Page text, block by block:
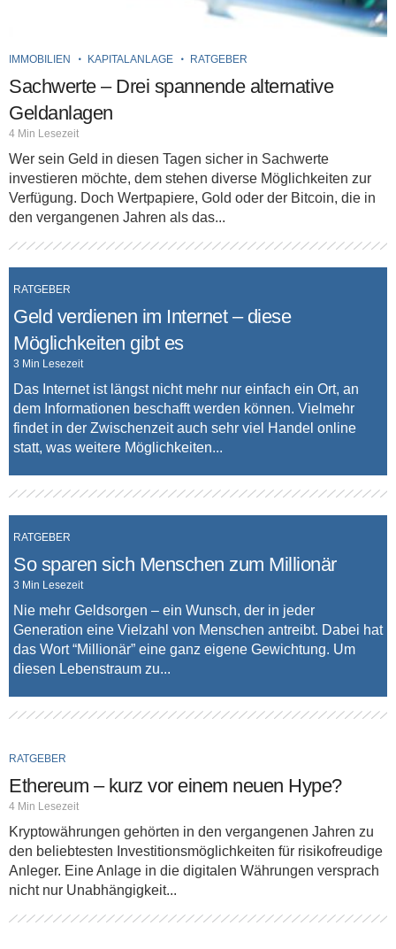
IMMOBILIEN KAPITALANLAGE RATGEBER
Sachwerte – Drei spannende alternative
Geldanlagen
4 Min Lesezeit
Wer sein Geld in diesen Tagen sicher in Sachwerte
investieren möchte, dem stehen diverse Möglichkeiten zur
Verfügung. Doch Wertpapiere, Gold oder der Bitcoin, die in
den vergangenen Jahren als das...
RATGEBER
Geld verdienen im Internet – diese
Möglichkeiten gibt es
3 Min Lesezeit
Das Internet ist längst nicht mehr nur einfach ein Ort, an
dem Informationen beschafft werden können. Vielmehr
findet in der Zwischenzeit auch sehr viel Handel online
statt, was weitere Möglichkeiten...
RATGEBER
So sparen sich Menschen zum Millionär
3 Min Lesezeit
Nie mehr Geldsorgen – ein Wunsch, der in jeder
Generation eine Vielzahl von Menschen antreibt. Dabei hat
das Wort “Millionär” eine ganz eigene Gewichtung. Um
diesen Lebenstraum zu...
RATGEBER
Ethereum – kurz vor einem neuen Hype?
4 Min Lesezeit
Kryptowährungen gehörten in den vergangenen Jahren zu
den beliebtesten Investitionsmöglichkeiten für risikofreudige
Anleger. Eine Anlage in die digitalen Währungen versprach
nicht nur Unabhängigkeit...